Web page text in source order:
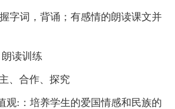
字词，背诵；有感情的朗读课文并
读训练
、合作、探究
观:：培养学生的爱国情感和民族的